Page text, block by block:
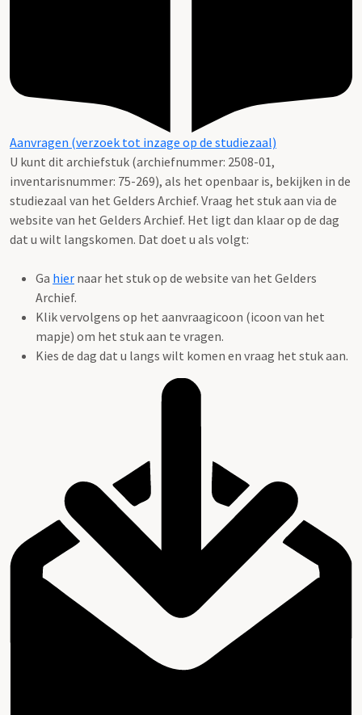
Aanvragen (verzoek tot inzage op de studiezaal)
U kunt dit archiefstuk (archiefnummer: 2508-01,
inventarisnummer: 75-269), als het openbaar is, bekijken in de
studiezaal van het Gelders Archief. Vraag het stuk aan via de
website van het Gelders Archief. Het ligt dan klaar op de dag
dat u wilt langskomen. Dat doet u als volgt:
Ga hier naar het stuk op de website van het Gelders
Archief.
Klik vervolgens op het aanvraagicoon (icoon van het
mapje) om het stuk aan te vragen.
Kies de dag dat u langs wilt komen en vraag het stuk aan.